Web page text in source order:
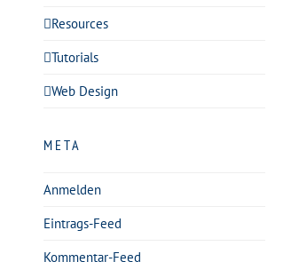
Resources
Tutorials
Web Design
META
Anmelden
Eintrags-Feed
Kommentar-Feed